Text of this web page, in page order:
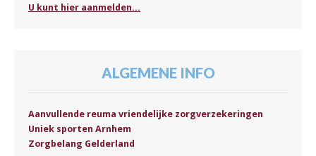
U kunt hier aanmelden...
ALGEMENE INFO
Aanvullende reuma vriendelijke zorgverzekeringen
Uniek sporten Arnhem
Zorgbelang Gelderland